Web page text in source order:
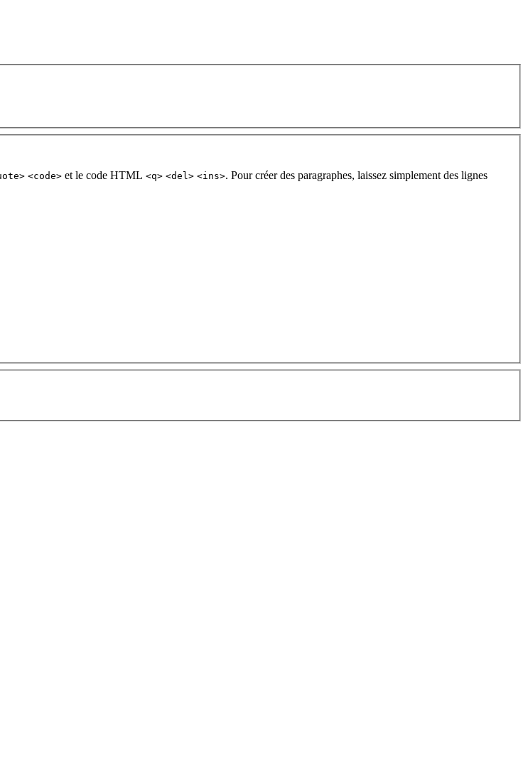
<code> et le code HTML <q> <del> <ins>. Pour créer des paragraphes, laissez simplement des lignes